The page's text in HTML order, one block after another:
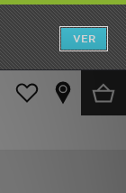
VER
T-Shirts